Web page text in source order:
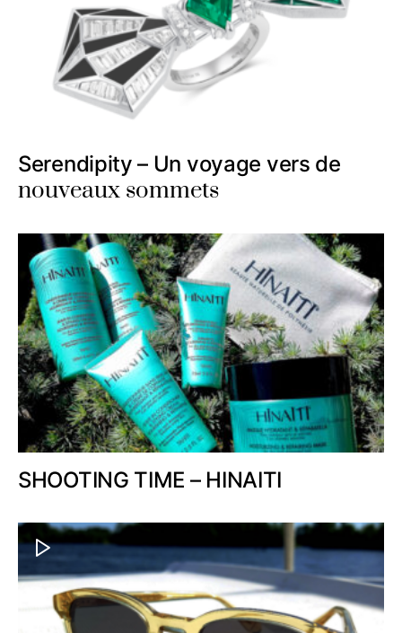
Serendipity – Un voyage vers de
nouveaux sommets
SHOOTING TIME – HINAITI